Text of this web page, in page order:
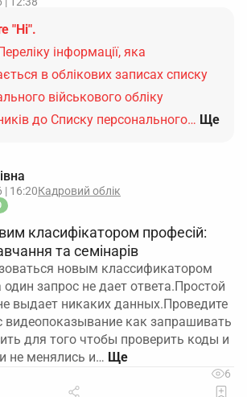
"Ні".
інформації, яка
в облікових записах списку
військового обліку
до Списку персонального… Ще
| 16:20Кадровий облік
класифікатором професій:
та семінарів
новым классификатором
запрос не дает ответа.Простой
выдает никаких данных.Проведите
видеопоказывание как запрашивать
для того чтобы проверить коды и
не менялись и…
6